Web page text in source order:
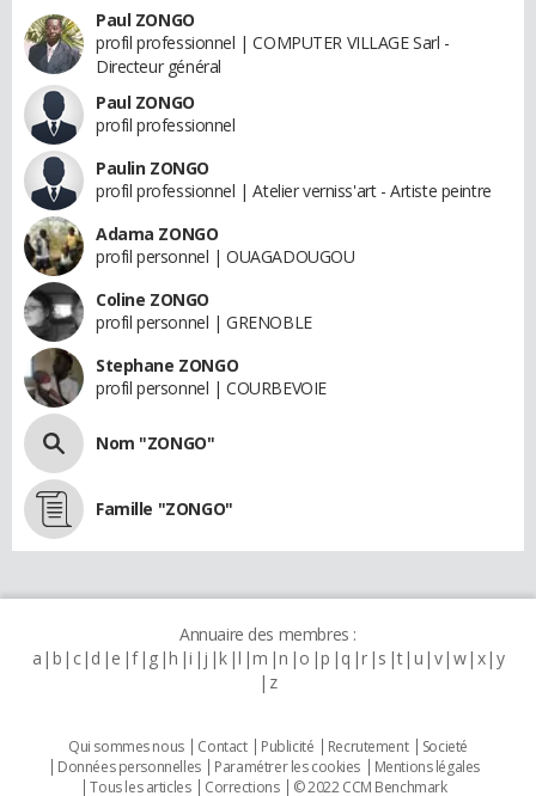
Paul ZONGO
profil professionnel | COMPUTER VILLAGE Sarl -
Directeur général
Paul ZONGO
profil professionnel
Paulin ZONGO
profil professionnel | Atelier verniss'art - Artiste peintre
Adama ZONGO
profil personnel | OUAGADOUGOU
Coline ZONGO
profil personnel | GRENOBLE
Stephane ZONGO
profil personnel | COURBEVOIE
Nom "ZONGO"
Famille "ZONGO"
Annuaire des membres :
a b c d e f g h i j k l m n o p q r s t u v w x y
z
Qui sommes nous Contact Publicité Recrutement
Societé
Données personnelles
Paramétrer les cookies
Mentions légales
Tous les articles
Corrections © 2022 CCM Benchmark